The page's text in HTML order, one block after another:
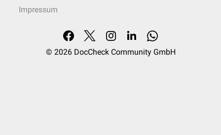
Impressum
© 2026 DocCheck Community GmbH